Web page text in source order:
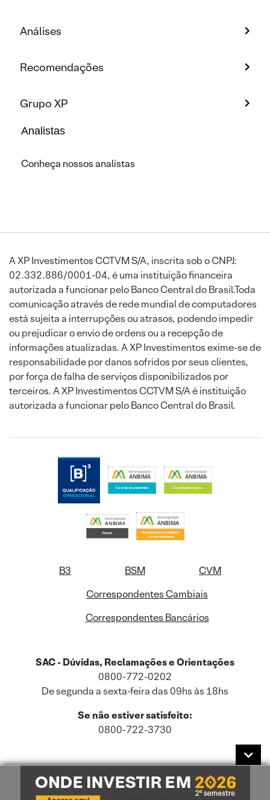
Análises
Recomendações
Grupo XP
Analistas
Conheça nossos analistas
A XP Investimentos CCTVM S/A, inscrita sob o CNPJ:
02.332.886/0001-04, é uma instituição financeira
autorizada a funcionar pelo Banco Central do Brasil.Toda
comunicação através de rede mundial de computadores
está sujeita a interrupções ou atrasos, podendo impedir
ou prejudicar o envio de ordens ou a recepção de
informações atualizadas. A XP Investimentos exime-se de
responsabilidade por danos sofridos por seus clientes,
por força de falha de serviços disponibilizados por
terceiros. A XP Investimentos CCTVM S/A é instituição
autorizada a funcionar pelo Banco Central do Brasil.
B3 BSM
CVM
Correspondentes Cambiais
Correspondentes Bancários
SAC - Dúvidas, Reclamações e Orientações
0800-772-0202
De segunda a sexta-feira das 09hs às 18hs
Se não estiver satisfeito:
0800-722-3730
Este site usa cookies e dados pessoais de acordo com a nossaPolítica de
Cookies
e a nossaPolítica de Privacidade.